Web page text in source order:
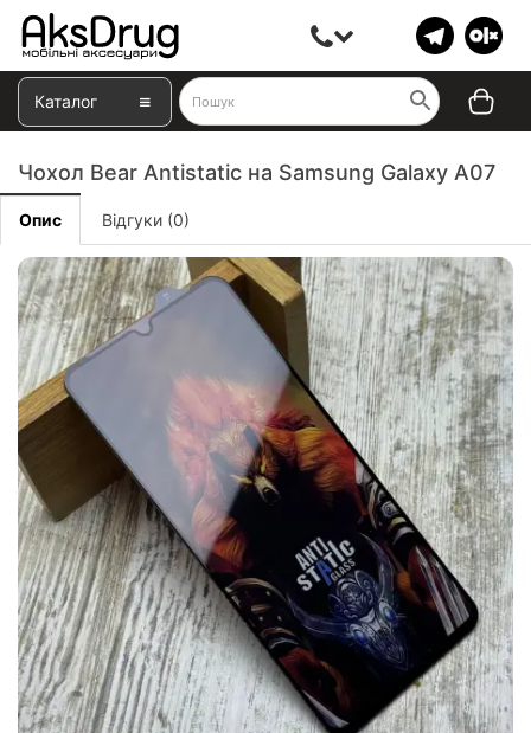
Каталог
Чохол Bear Antistatic на Samsung Galaxy A07
Опис Відгуки (0)